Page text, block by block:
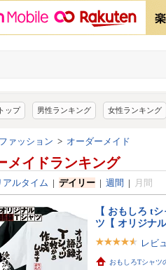
ップ 男性ランキング 女性ランキング
ァッション > オーダーメイド
メイドランキング
アルタイム | デイリー| 週間 | 月間
【 おもしろ t
ツ【 オリジナ
レビ
おもしろTシャツ